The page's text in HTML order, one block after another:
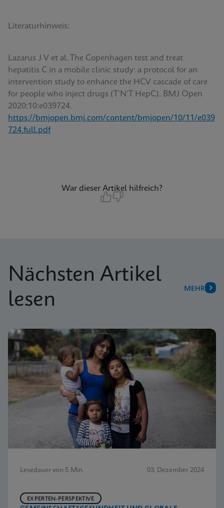
Literaturhinweis:
Lazarus J V et al. The Copenhagen test and treat
hepatitis C in a mobile clinic study: a protocol for an
intervention study to enhance the HCV cascade of care
for people who inject drugs (T’N’T HepC). BMJ Open
2020;10:e039724.
https://bmjopen.bmj.com/content/bmjopen/10/11/e039
724.full.pdf
War dieser Artikel hilfreich?
Nächsten Artikel
lesen
MEHR
Lesedauer von 5 Min. 03. Dezember 2024
EXPERTEN-PERSPEKTIVE